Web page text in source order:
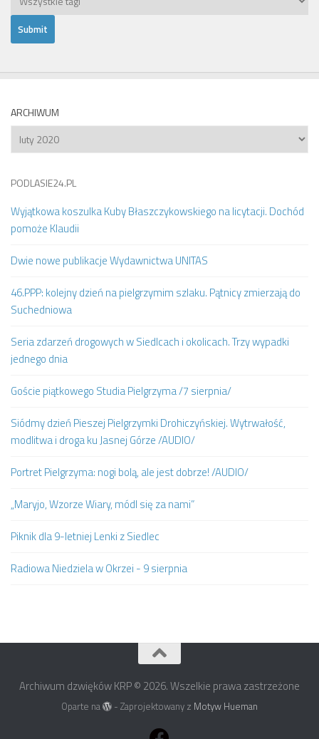
ARCHIWUM
Archiwum
PODLASIE24.PL
Wyjątkowa koszulka Kuby Błaszczykowskiego na licytacji. Dochód
pomoże Klaudii
Dwie nowe publikacje Wydawnictwa UNITAS
46.PPP: kolejny dzień na pielgrzymim szlaku. Pątnicy zmierzają do
Suchedniowa
Seria zdarzeń drogowych w Siedlcach i okolicach. Trzy wypadki
jednego dnia
Goście piątkowego Studia Pielgrzyma /7 sierpnia/
Siódmy dzień Pieszej Pielgrzymki Drohiczyńskiej. Wytrwałość,
modlitwa i droga ku Jasnej Górze /AUDIO/
Portret Pielgrzyma: nogi bolą, ale jest dobrze! /AUDIO/
„Maryjo, Wzorze Wiary, módl się za nami”
Piknik dla 9-letniej Lenki z Siedlec
Radiowa Niedziela w Okrzei - 9 sierpnia
Archiwum dzwięków KRP © 2026. Wszelkie prawa zastrzeżone
Oparte na - Zaprojektowany z Motyw Hueman